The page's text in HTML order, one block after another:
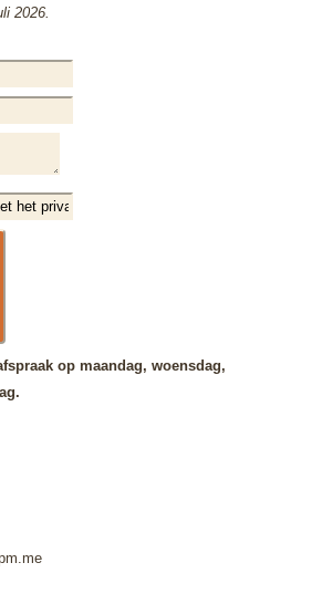
2026.
op maandag, woensdag,